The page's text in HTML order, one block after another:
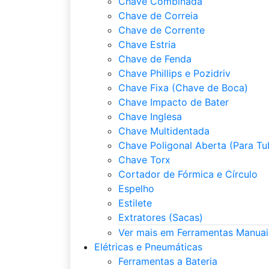
Chave de Correia
Chave de Corrente
Chave Estria
Chave de Fenda
Chave Phillips e Pozidriv
Chave Fixa (Chave de Boca)
Chave Impacto de Bater
Chave Inglesa
Chave Multidentada
Chave Poligonal Aberta (Para
Chave Torx
Cortador de Fórmica e Círculo
Espelho
Estilete
Extratores (Sacas)
Ver mais em Ferramentas
Elétricas e Pneumáticas
Ferramentas a Bateria